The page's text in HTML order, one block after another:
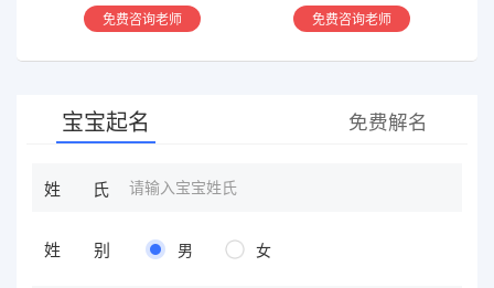
香火等方面指引慈航 ，现
在预测指导擅长紫微星斗，
导方案，欢迎有缘人。
免费咨询老师
学，擅长铁板、太乙，一掌
经，八宫连山易，盲派八字
免费咨询老师
宝宝起名 免费解名
姓氏
姓别 男 女